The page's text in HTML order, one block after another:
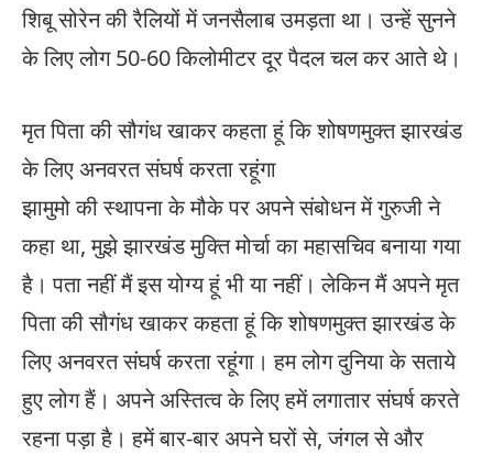
शिबू सोरेन की रैलियों में जनसैलाब उमड़ता था। उन्हें सुनने
के लिए लोग 50-60 किलोमीटर दूर पैदल चल कर आते थे।
मृत पिता की सौगंध खाकर कहता हूं कि शोषणमुक्त झारखंड
के लिए अनवरत संघर्ष करता रहूंगा
झामुमो की स्थापना के मौके पर अपने संबोधन में गुरुजी ने
कहा था, मुझे झारखंड मुक्ति मोर्चा का महासचिव बनाया गया
है। पता नहीं मैं इस योग्य हूं भी या नहीं। लेकिन मैं अपने मृत
पिता की सौगंध खाकर कहता हूं कि शोषणमुक्त झारखंड के
लिए अनवरत संघर्ष करता रहूंगा। हम लोग दुनिया के सताये
हुए लोग हैं। अपने अस्तित्व के लिए हमें लगातार संघर्ष करते
रहना पड़ा है। हमें बार-बार अपने घरों से, जंगल से और